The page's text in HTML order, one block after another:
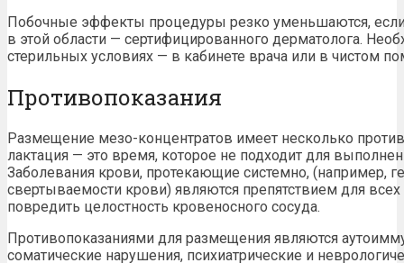
Побочные эффекты процедуры резко уменьшаются,
в этой области — сертифицированного дерматолога.
стерильных условиях — в кабинете врача или в чистом
Противопоказания
Размещение мезо-концентратов имеет несколько
лактация — это время, которое не подходит для
Заболевания крови, протекающие системно, (например,
свертываемости крови) являются препятствием для
повредить целостность кровеносного сосуда.
Противопоказаниями для размещения являются
соматические нарушения, психиатрические и